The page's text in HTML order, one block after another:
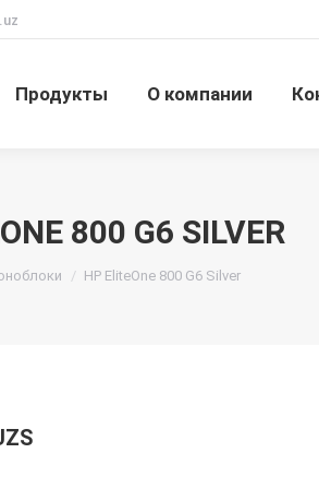
Продукты О компании
800 G6 SILVER
HP EliteOne 800 G6 Silver